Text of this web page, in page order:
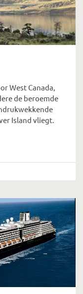
West Canada,
de beroemde
Island vliegt.